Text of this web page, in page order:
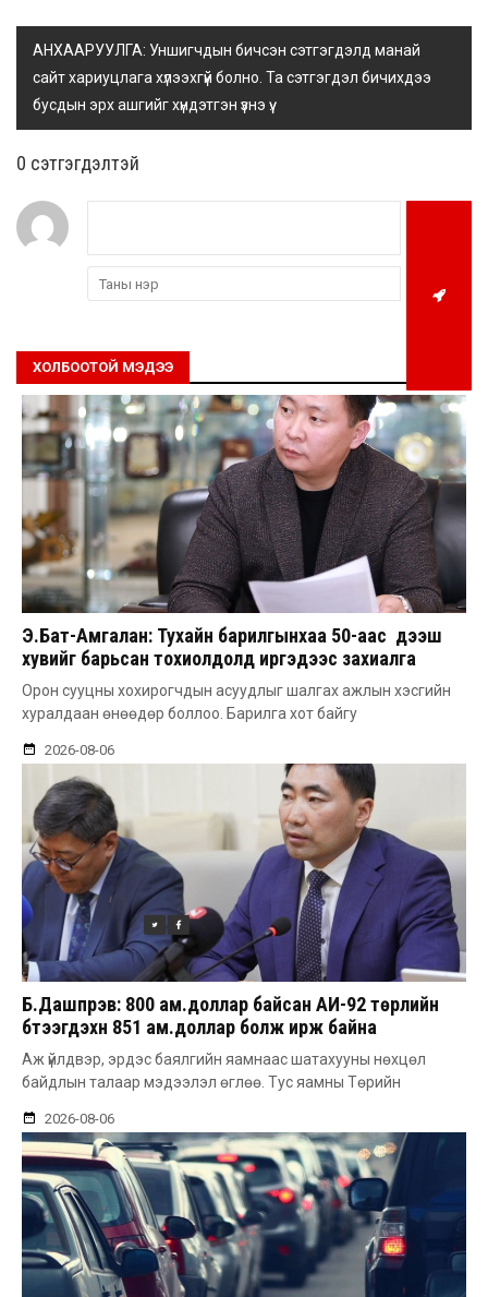
АНХААРУУЛГА: Уншигчдын бичсэн сэтгэгдэлд манай
сайт хариуцлага хүлээхгүй болно. Та сэтгэгдэл бичихдээ
бусдын эрх ашгийг хүндэтгэн үзнэ үү.
0 cэтгэгдэлтэй
ХОЛБООТОЙ МЭДЭЭ
Э.Бат-Амгалан: Тухайн барилгынхаа 50-аас дээш
хувийг барьсан тохиолдолд иргэдээс захиалга
авдаг болгоно
Орон сууцны хохирогчдын асуудлыг шалгах ажлын хэсгийн
хуралдаан өнөөдөр боллоо. Барилга хот байгу
2026-08-06
Б.Дашпүрэв: 800 ам.доллар байсан АИ-92 төрлийн
бүтээгдэхүүн 851 ам.доллар болж ирж байна
Аж үйлдвэр, эрдэс баялгийн яамнаас шатахууны нөхцөл
байдлын талаар мэдээлэл өглөө. Тус яамны Төрийн
2026-08-06